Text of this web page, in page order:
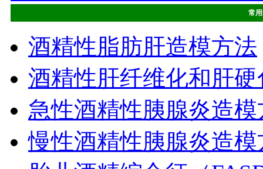
常
酒精性脂肪肝造模方法
酒精性肝纤维化和肝
急性酒精性胰腺炎造模
慢性酒精性胰腺炎造模